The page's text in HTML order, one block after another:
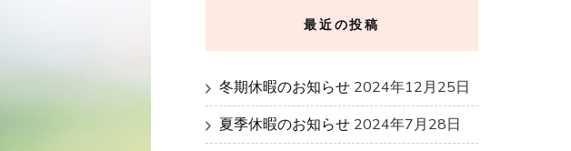
最近の投稿
冬期休暇のお知らせ 2024年12月25日
夏季休暇のお知らせ 2024年7月28日